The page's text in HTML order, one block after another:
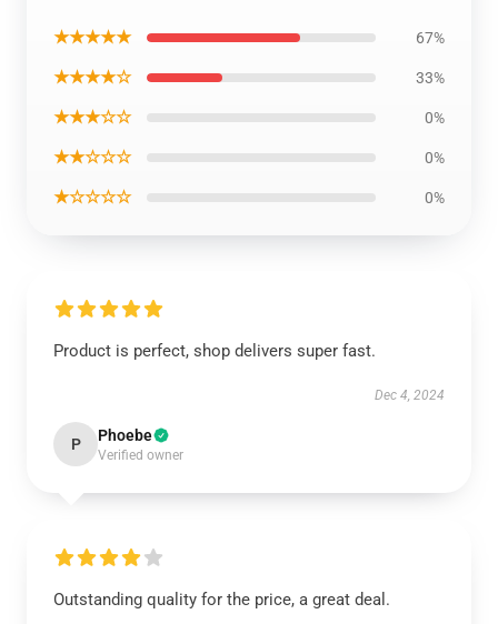
★★★★★ 67%
★★★★☆ 33%
★★★☆☆ 0%
★★☆☆☆ 0%
★☆☆☆☆ 0%
Product is perfect, shop delivers super fast.
Dec 4, 2024
P Phoebe
Verified owner
Outstanding quality for the price, a great deal.